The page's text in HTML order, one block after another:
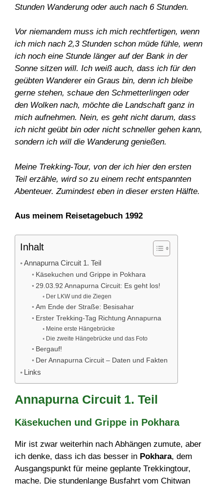
Stunden Wanderung oder auch nach 6 Stunden.
Vor niemandem muss ich mich rechtfertigen, wenn
ich mich nach 2,3 Stunden schon müde fühle, wenn
ich noch eine Stunde länger auf der Bank in der
Sonne sitzen will. Ich weiß auch, dass ich für den
geübten Wanderer ein Graus bin, denn ich bleibe
gerne stehen, schaue den Schmetterlingen oder
den Wolken nach, möchte die Landschaft ganz in
mich aufnehmen. Nein, es geht nicht darum, dass
ich nicht geübt bin oder nicht schneller gehen kann,
sondern ich will die Wanderung genießen.
Meine Trekking-Tour, von der ich hier den ersten
Teil erzähle, wird so zu einem recht entspannten
Abenteuer. Zumindest eben in dieser ersten Hälfte.
Aus meinem Reisetagebuch 1992
Inhalt
Annapurna Circuit 1. Teil
Käsekuchen und Grippe in Pokhara
29.03.92 Annapurna Circuit: Es geht los!
Der LKW und die Ziegen
Am Ende der Straße: Besisahar
Erster Trekking-Tag Richtung Annapurna
Meine erste Hängebrücke
Die zweite Hängebrücke und das Foto
Bergauf!
Der Annapurna Circuit – Daten und Fakten
Links
Annapurna Circuit 1. Teil
Käsekuchen und Grippe in Pokhara
Mir ist zwar weiterhin nach Abhängen zumute, aber
ich denke, dass ich das besser in Pokhara, dem
Ausgangspunkt für meine geplante Trekkingtour,
mache. Die stundenlange Busfahrt vom Chitwan